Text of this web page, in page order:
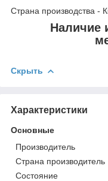
Страна производства -
Наличие
Скрыть
Характеристики
Основные
Производитель
Страна производитель
Состояние